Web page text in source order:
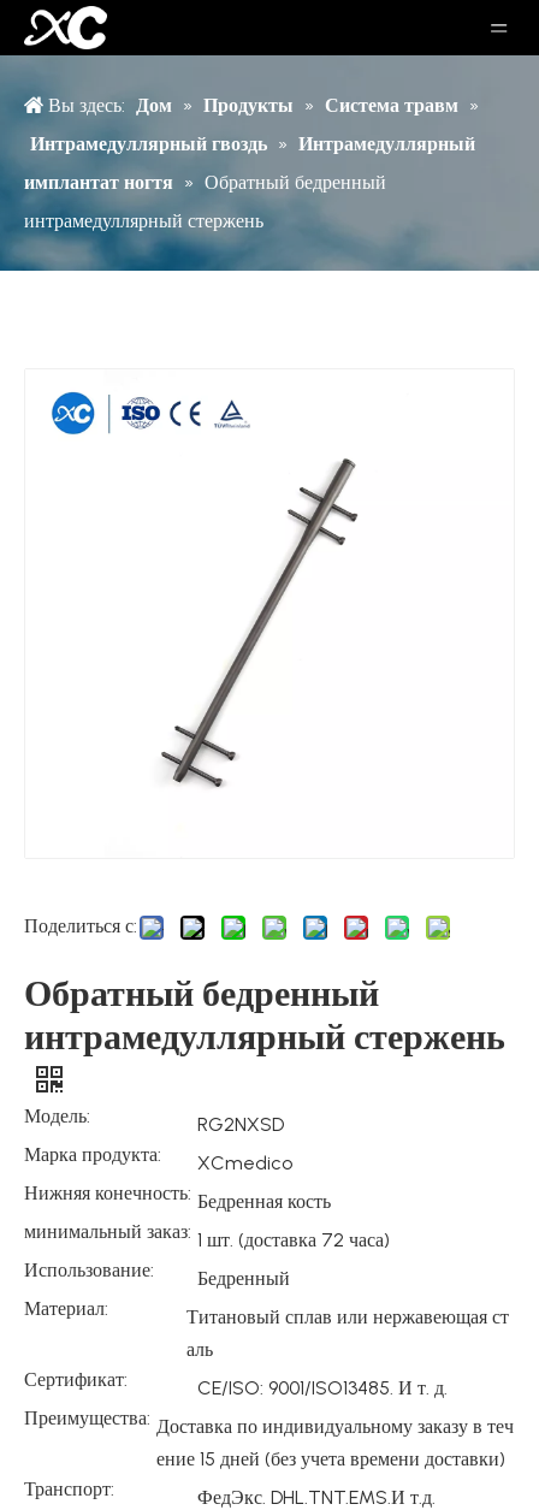
Вы здесь: Дом » Продукты » Система травм »
Интрамедуллярный гвоздь » Интрамедуллярный
имплантат ногтя » Обратный бедренный
интрамедуллярный стержень
Поделиться с:
Обратный бедренный
интрамедуллярный стержень
Модель:
RG2NXSD
Марка продукта:
XCmedico
Нижняя конечность: Бедренная кость
минимальный заказ: 1 шт. (доставка 72 часа)
Использование:
Бедренный
Материал:
Титановый сплав или нержавеющая ст
аль
Сертификат:
CE/ISO: 9001/ISO13485. И т. д.
Преимущества: Доставка по индивидуальному заказу в теч
ение 15 дней (без учета времени доставки)
Транспорт:
ФедЭкс. DHL.TNT.EMS.И т.д.